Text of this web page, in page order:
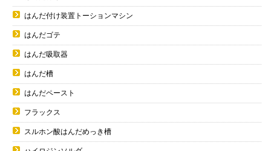
はんだ付け装置トーションマシン
はんだゴテ
はんだ吸取器
はんだ槽
はんだペースト
フラックス
スルホン酸はんだめっき槽